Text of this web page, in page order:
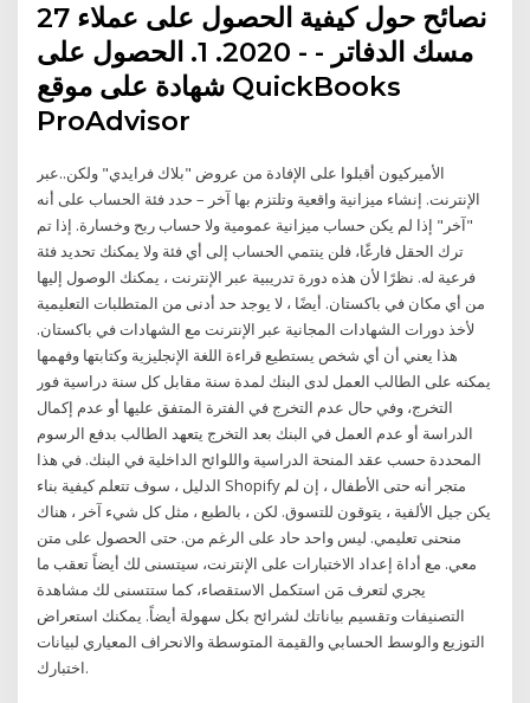
27 نصائح حول كيفية الحصول على عملاء
مسك الدفاتر - - 2020. 1. الحصول على
شهادة على موقع QuickBooks
ProAdvisor
الأميركيون أقبلوا على الإفادة من عروض "بلاك فرايدي" ولكن..عبر
الإنترنت. إنشاء ميزانية واقعية وتلتزم بها آخر – حدد فئة الحساب على أنه
"آخر" إذا لم يكن حساب ميزانية عمومية ولا حساب ربح وخسارة. إذا تم
ترك الحقل فارغًا، فلن ينتمي الحساب إلى أي فئة ولا يمكنك تحديد فئة
فرعية له. نظرًا لأن هذه دورة تدريبية عبر الإنترنت ، يمكنك الوصول إليها
من أي مكان في باكستان. أيضًا ، لا يوجد حد أدنى من المتطلبات التعليمية
لأخذ دورات الشهادات المجانية عبر الإنترنت مع الشهادات في باكستان.
هذا يعني أن أي شخص يستطيع قراءة اللغة الإنجليزية وكتابتها وفهمها
يمكنه على الطالب العمل لدى البنك لمدة سنة مقابل كل سنة دراسية فور
التخرج، وفي حال عدم التخرج في الفترة المتفق عليها أو عدم إكمال
الدراسة أو عدم العمل في البنك بعد التخرج يتعهد الطالب بدفع الرسوم
المحددة حسب عقد المنحة الدراسية واللوائح الداخلية في البنك. في هذا
الدليل ، سوف تتعلم كيفية بناء Shopify متجر أنه حتى الأطفال ، إن لم
يكن جيل الألفية ، يتوقون للتسوق. لكن ، بالطبع ، مثل كل شيء آخر ، هناك
منحنى تعليمي. ليس واحد حاد على الرغم من. حتى الحصول على متن
معي. مع أداة إعداد الاختبارات على الإنترنت، سيتسنى لك أيضاً تعقب ما
يجري لتعرف مَن استكمل الاستقصاء، كما ستتسنى لك مشاهدة
التصنيفات وتقسيم بياناتك لشرائح بكل سهولة أيضاً. يمكنك استعراض
التوزيع والوسط الحسابي والقيمة المتوسطة والانحراف المعياري لبيانات
اختبارك.